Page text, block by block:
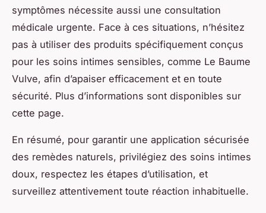
symptômes nécessite aussi une consultation
médicale urgente. Face à ces situations, n’hésitez
pas à utiliser des produits spécifiquement conçus
pour les soins intimes sensibles, comme Le Baume
Vulve, afin d’apaiser efficacement et en toute
sécurité. Plus d’informations sont disponibles sur
cette page.
En résumé, pour garantir une application sécurisée
des remèdes naturels, privilégiez des soins intimes
doux, respectez les étapes d’utilisation, et
surveillez attentivement toute réaction inhabituelle.